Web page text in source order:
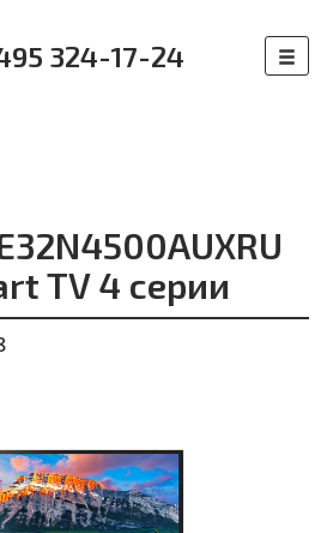
324-17-24
TV 4 серии